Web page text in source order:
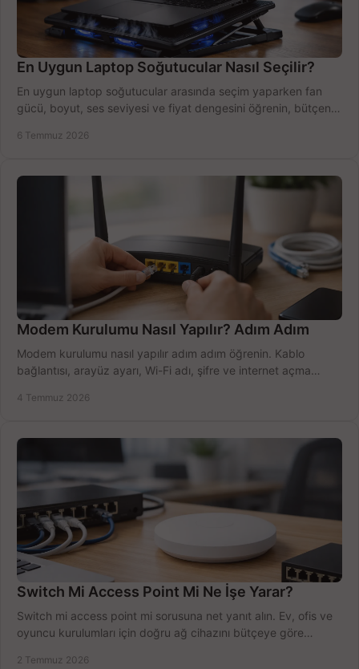
En Uygun Laptop Soğutucular Nasıl Seçilir?
En uygun laptop soğutucular arasında seçim yaparken fan
gücü, boyut, ses seviyesi ve fiyat dengesini öğrenin, bütçenizi
6 Temmuz 2026
Modem Kurulumu Nasıl Yapılır? Adım Adım
Modem kurulumu nasıl yapılır adım adım öğrenin. Kablo
bağlantısı, arayüz ayarı, Wi-Fi adı, şifre ve internet açma
4 Temmuz 2026
Switch Mi Access Point Mi Ne İşe Yarar?
Switch mi access point mi sorusuna net yanıt alın. Ev, ofis ve
oyuncu kurulumları için doğru ağ cihazını bütçeye göre
2 Temmuz 2026